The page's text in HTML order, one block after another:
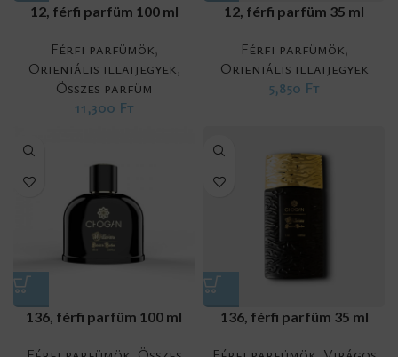
12, férfi parfüm 100 ml
Férfi parfümök,
Orientális illatjegyek,
Összes parfüm
11,300 Ft
12, férfi parfüm 35 ml
Férfi parfümök,
Orientális illatjegyek
5,850 Ft
136, férfi parfüm 100 ml 136, férfi parfüm 35 ml